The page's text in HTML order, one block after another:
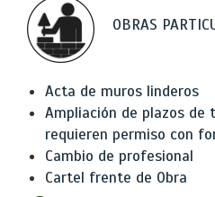
OBRAS
Acta de muros linderos
Ampliación de plazos de
requieren permiso con
Cambio de profesional
Cartel frente de Obra